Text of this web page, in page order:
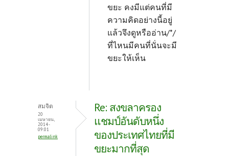
ขยะ คงมีแต่คนที่มี
ความคิดอย่างนี้อยู่
แล้วจึงดูหรืออ่าน/*/
ที่ไหนมีคนที่นั่นจะมี
ขยะให้เห็น
สมจิต
20
เมษายน,
2014 -
09:01
permalink
Re: สงขลาครอง
แชมป์อันดับหนึ่ง
ของประเทศไทยที่มี
ขยะมากที่สุด